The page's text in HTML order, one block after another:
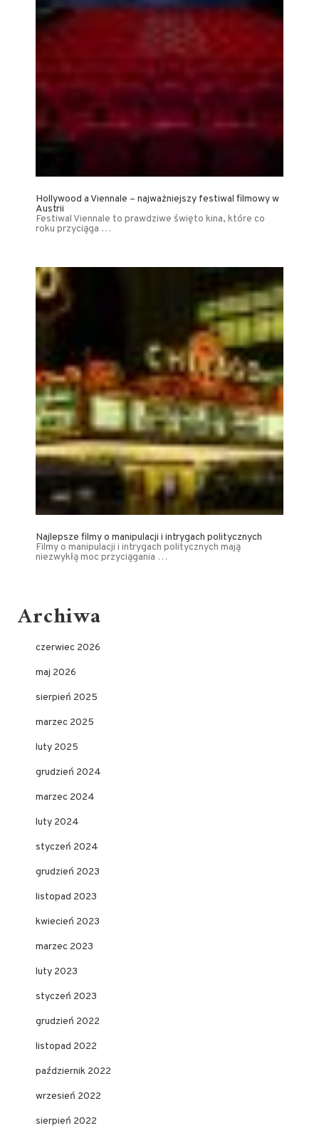
Hollywood a Viennale – najważniejszy festiwal filmowy w
Austrii
Festiwal Viennale to prawdziwe święto kina, które co
roku przyciąga …
Najlepsze filmy o manipulacji i intrygach politycznych
Filmy o manipulacji i intrygach politycznych mają
niezwykłą moc przyciągania …
Archiwa
czerwiec 2026
maj 2026
sierpień 2025
marzec 2025
luty 2025
grudzień 2024
marzec 2024
luty 2024
styczeń 2024
grudzień 2023
listopad 2023
kwiecień 2023
marzec 2023
luty 2023
styczeń 2023
grudzień 2022
listopad 2022
październik 2022
wrzesień 2022
sierpień 2022